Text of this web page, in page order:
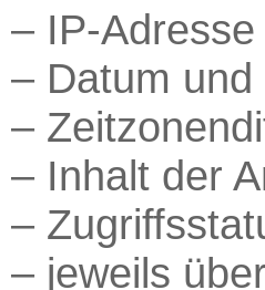
– IP-Adresse
– Datum
–
– Inhalt der
–
– jeweils